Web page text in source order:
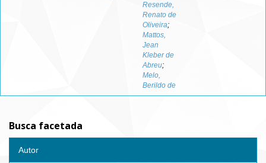
Resende,
Renato de
Oliveira;
Mattos,
Jean
Kleber de
Abreu;
Melo,
Berildo de
Busca facetada
Autor